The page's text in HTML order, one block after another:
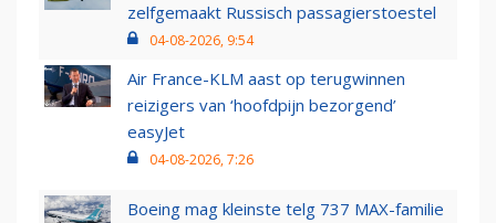
zelfgemaakt Russisch passagierstoestel
04-08-2026, 9:54
Air France-KLM aast op terugwinnen
reizigers van ‘hoofdpijn bezorgend’
easyJet
04-08-2026, 7:26
Boeing mag kleinste telg 737 MAX-familie